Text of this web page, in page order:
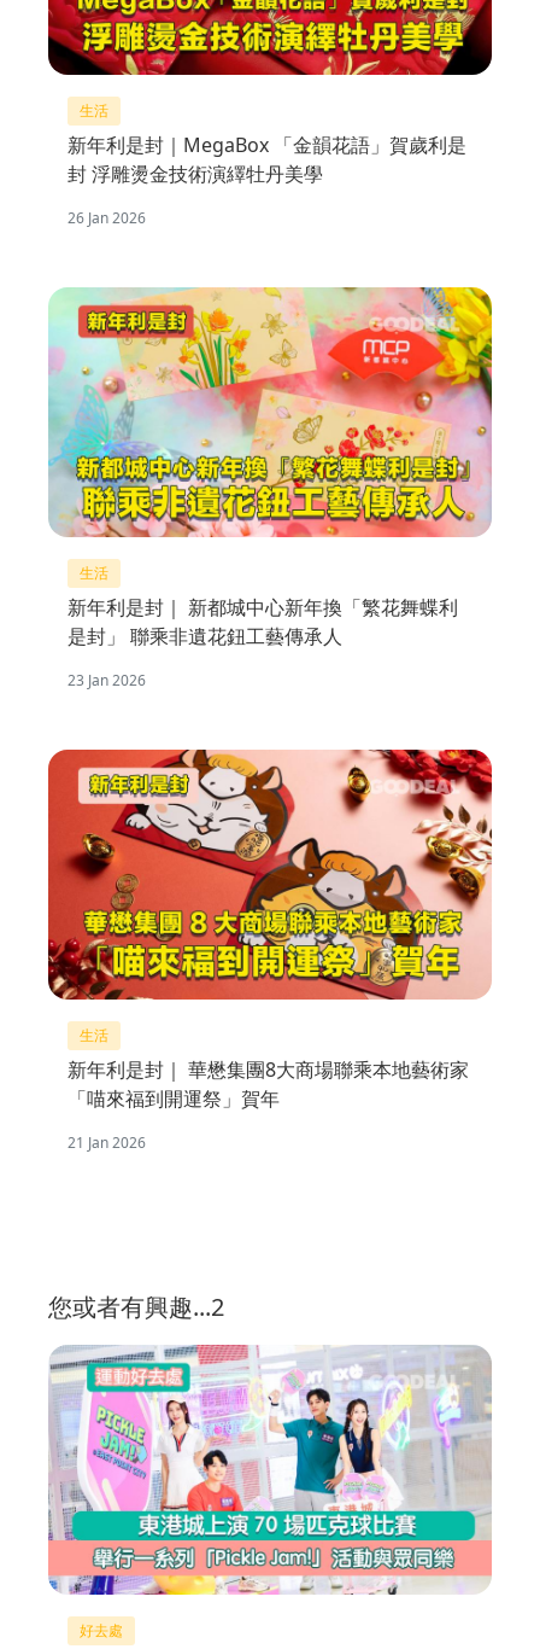
生活
新年利是封｜MegaBox 「金韻花語」賀歲利是
封 浮雕燙金技術演繹牡丹美學
26 Jan 2026
生活
新年利是封｜ 新都城中心新年換「繁花舞蝶利
是封」 聯乘非遺花鈕工藝傳承人
23 Jan 2026
生活
新年利是封｜ 華懋集團8大商場聯乘本地藝術家
「喵來福到開運祭」賀年
21 Jan 2026
您或者有興趣...2
好去處